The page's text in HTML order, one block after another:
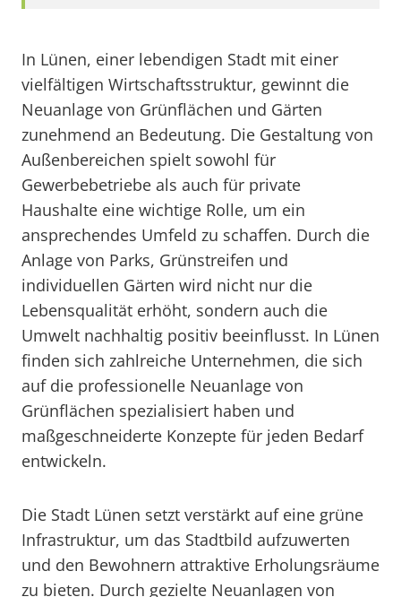
In Lünen, einer lebendigen Stadt mit einer
vielfältigen Wirtschaftsstruktur, gewinnt die
Neuanlage von Grünflächen und Gärten
zunehmend an Bedeutung. Die Gestaltung von
Außenbereichen spielt sowohl für
Gewerbebetriebe als auch für private
Haushalte eine wichtige Rolle, um ein
ansprechendes Umfeld zu schaffen. Durch die
Anlage von Parks, Grünstreifen und
individuellen Gärten wird nicht nur die
Lebensqualität erhöht, sondern auch die
Umwelt nachhaltig positiv beeinflusst. In Lünen
finden sich zahlreiche Unternehmen, die sich
auf die professionelle Neuanlage von
Grünflächen spezialisiert haben und
maßgeschneiderte Konzepte für jeden Bedarf
entwickeln.
Die Stadt Lünen setzt verstärkt auf eine grüne
Infrastruktur, um das Stadtbild aufzuwerten
und den Bewohnern attraktive Erholungsräume
zu bieten. Durch gezielte Neuanlagen von